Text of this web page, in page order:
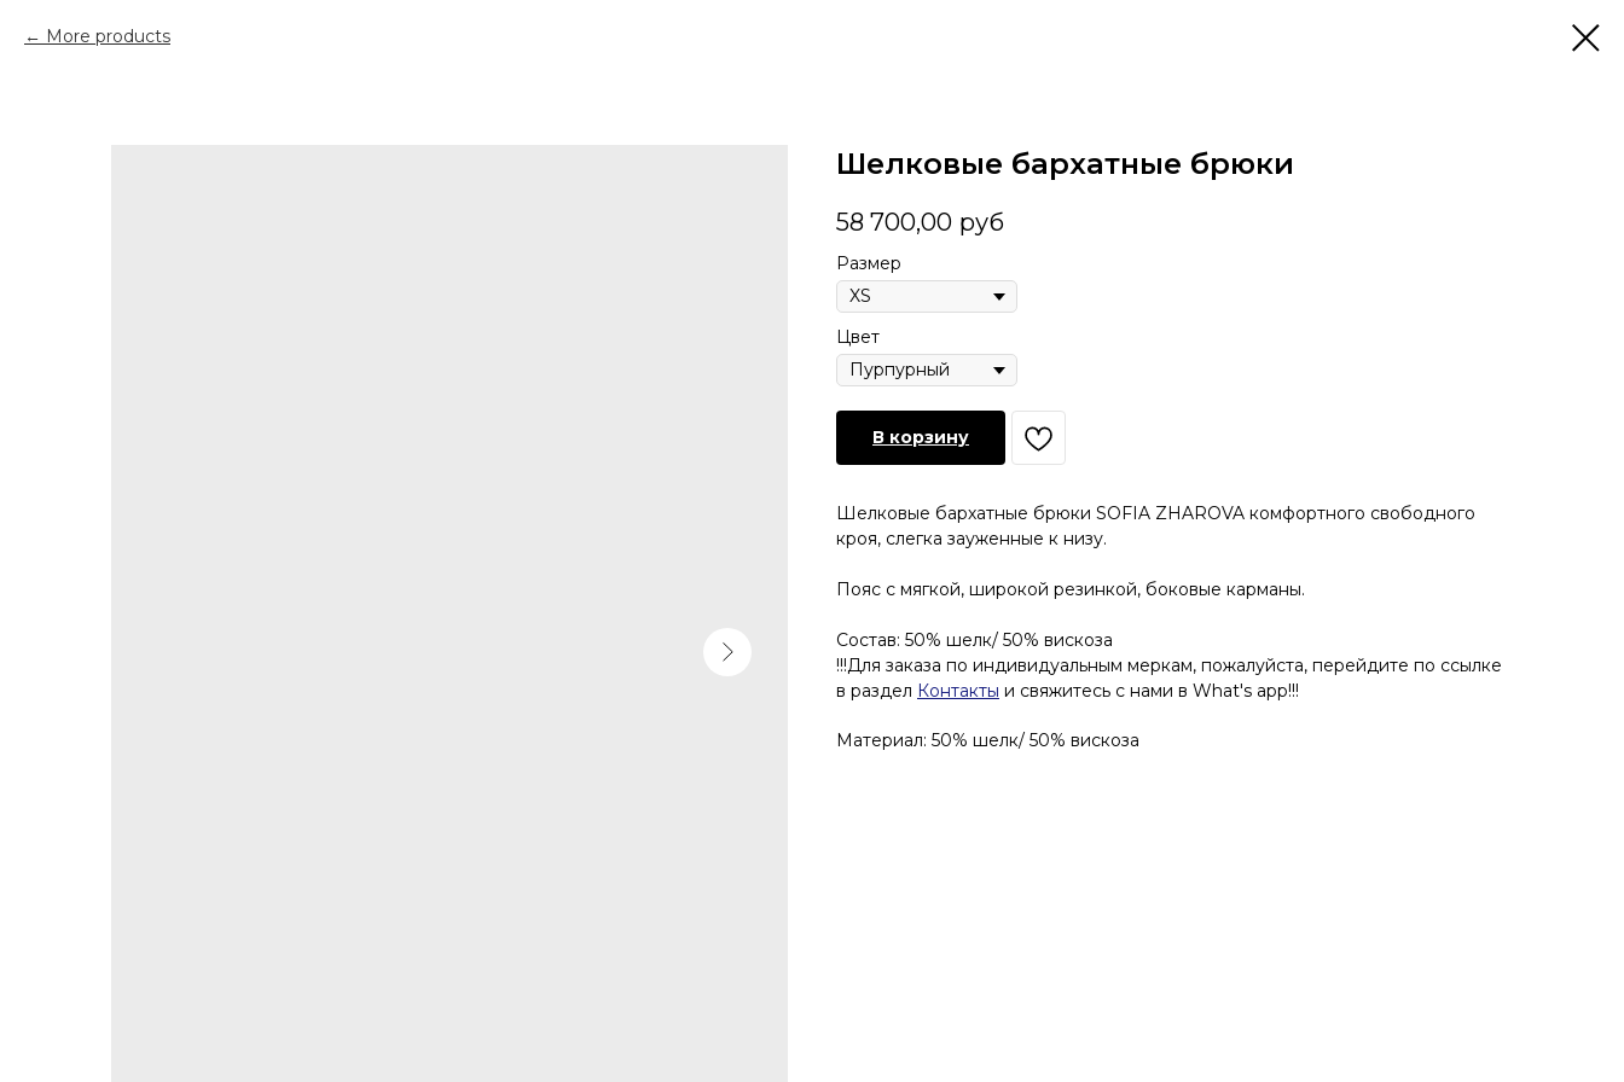
More products
Шелковые бархатные брюки
58 700,00 руб
Размер
Цвет
В корзину
Шелковые бархатные брюки SOFIA ZHAROVA комфортного свободного
кроя, слегка зауженные к низу.
Пояс с мягкой, широкой резинкой, боковые карманы.
Состав: 50% шелк/ 50% вискоза
!!!Для заказа по индивидуальным меркам, пожалуйста, перейдите по ссылке
в раздел Контакты и свяжитесь с нами в What's app!!!
Материал: 50% шелк/ 50% вискоза